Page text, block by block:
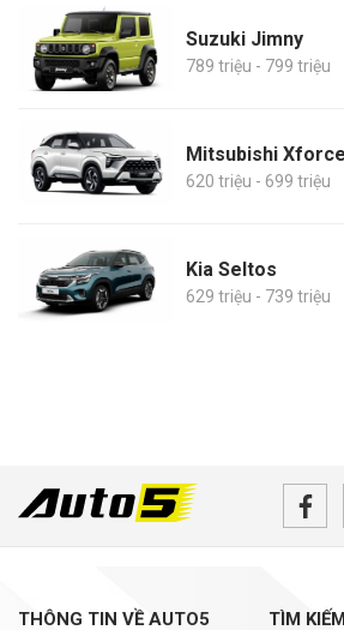
Suzuki Jimny
789 triệu - 799 triệu
Mitsubishi Xforce
620 triệu - 699 triệu
Kia Seltos
629 triệu - 739 triệu
THÔNG TIN VỀ AUTO5 TÌM KIẾM